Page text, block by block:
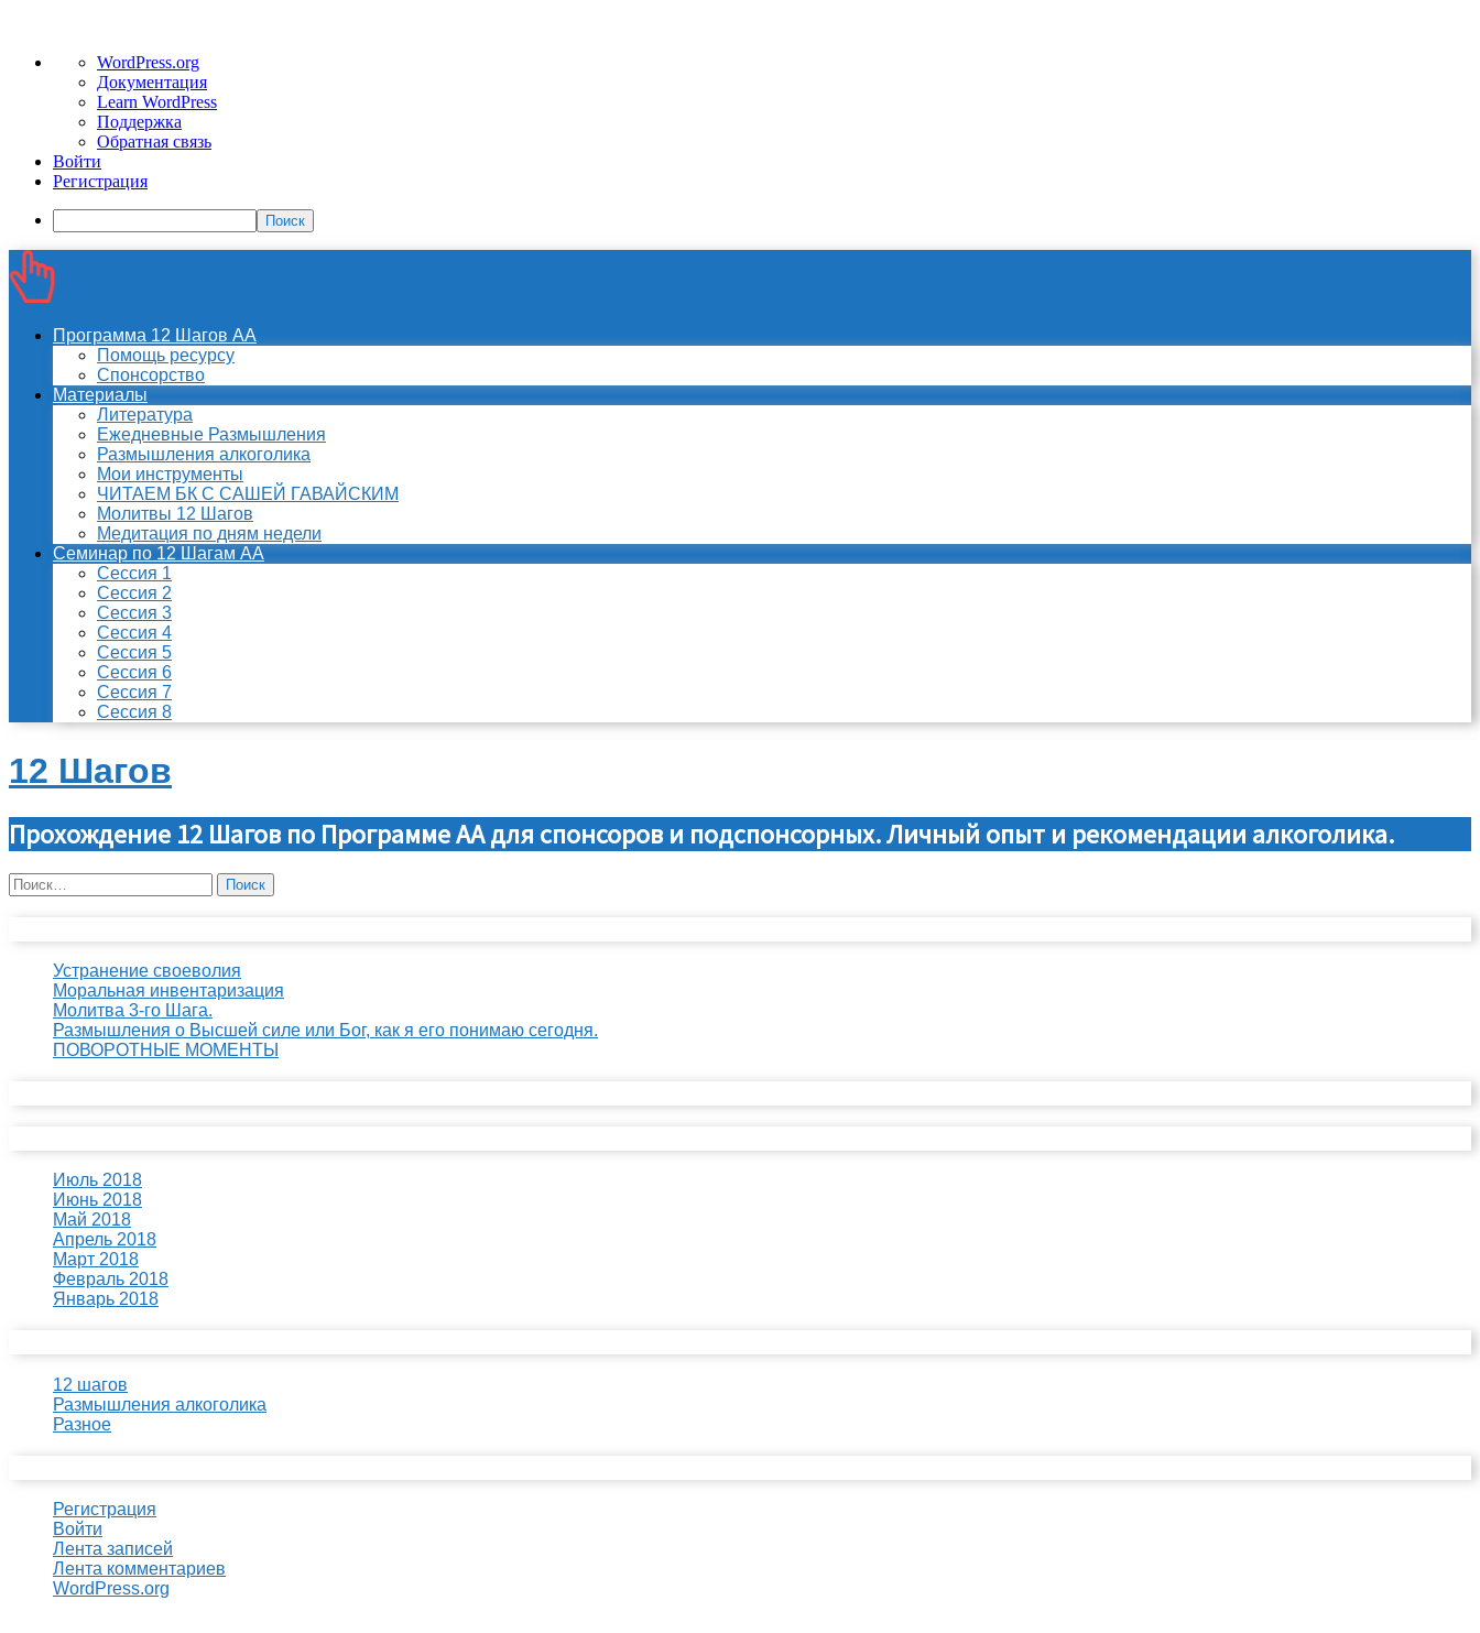
WordPress
WordPress.org
Документация
Learn WordPress
Поддержка
Обратная связь
Войти
Регистрация
Поиск
Программа 12 Шагов АА
Помощь ресурсу
Спонсорство
Материалы
Литература
Ежедневные Размышления
Размышления алкоголика
Мои инструменты
ЧИТАЕМ БК С САШЕЙ ГАВАЙСКИМ
Молитвы 12 Шагов
Медитация по дням недели
Семинар по 12 Шагам АА
Сессия 1
Сессия 2
Сессия 3
Сессия 4
Сессия 5
Сессия 6
Сессия 7
Сессия 8
12 Шагов
Прохождение 12 Шагов по Программе АА для спонсоров и подспонсорных. Личный опыт и рекомендации алкоголика.
Найти:
Устранение своеволия
Моральная инвентаризация
Молитва 3-го Шага.
Размышления о Высшей силе или Бог, как я его понимаю сегодня.
ПОВОРОТНЫЕ МОМЕНТЫ
Июль 2018
Июнь 2018
Май 2018
Апрель 2018
Март 2018
Февраль 2018
Январь 2018
12 шагов
Размышления алкоголика
Разное
Регистрация
Войти
Лента записей
Лента комментариев
WordPress.org